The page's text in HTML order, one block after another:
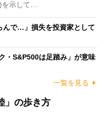
を示して…
んで…」損失を投資家として
・S&P500は足踏み」が意味
一覧を見る
」の歩き方